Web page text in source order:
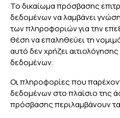
Το δικαίωμα πρόσβασης
δεδομένων να λαμβάνει
των πληροφοριών για την
θέση να επαληθεύει τη
αυτό δεν χρήζει
δεδομένων.
Οι πληροφορίες που
δεδομένων στο πλαίσιο της
πρόσβασης περιλαμβάνουν